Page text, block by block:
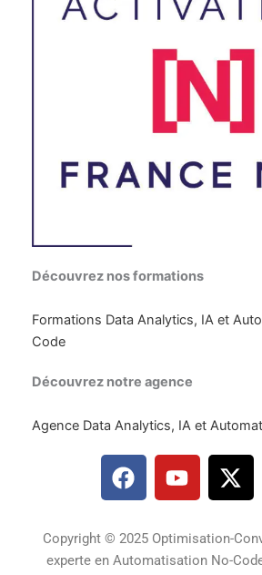
Découvrez nos formations
Formations Data Analytics, IA et
Code
Découvrez notre agence
Agence Data Analytics, IA et
F
a
e
b
Y
o
t
u
X
-
w
i
Copyright © 2025 Optimisation-
experte en Automatisation No-